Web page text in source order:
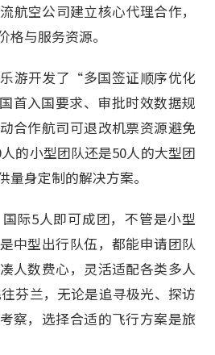
航空公司建立核心代理合作，
格与服务资源。
游开发了“多国签证顺序优化
首入国要求、审批时效数据规
合作航司可退改机票资源避免
的小型团队还是50人的大型团
量身定制的解决方案。
际5人即可成团，不管是小型
中型出行队伍，都能申请团队
人数费心，灵活适配各类多人
芬兰，无论是追寻极光、探访
察，选择合适的飞行方案是旅